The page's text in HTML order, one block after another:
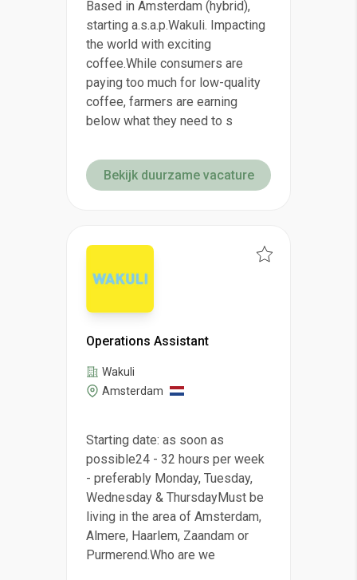
Based in Amsterdam (hybrid),
starting a.s.a.p.Wakuli. Impacting
the world with exciting
coffee.While consumers are
paying too much for low-quality
coffee, farmers are earning
below what they need to s
Bekijk duurzame vacature
Operations Assistant
Wakuli
Amsterdam
Starting date: as soon as
possible24 - 32 hours per week
- preferably Monday, Tuesday,
Wednesday & ThursdayMust be
living in the area of Amsterdam,
Almere, Haarlem, Zaandam or
Purmerend.Who are we